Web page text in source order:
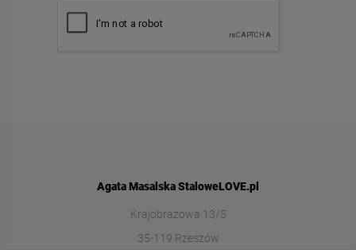
Agata Masalska StaloweLOVE.pl
Krajobrazowa 13/5
35-119 Rzeszów